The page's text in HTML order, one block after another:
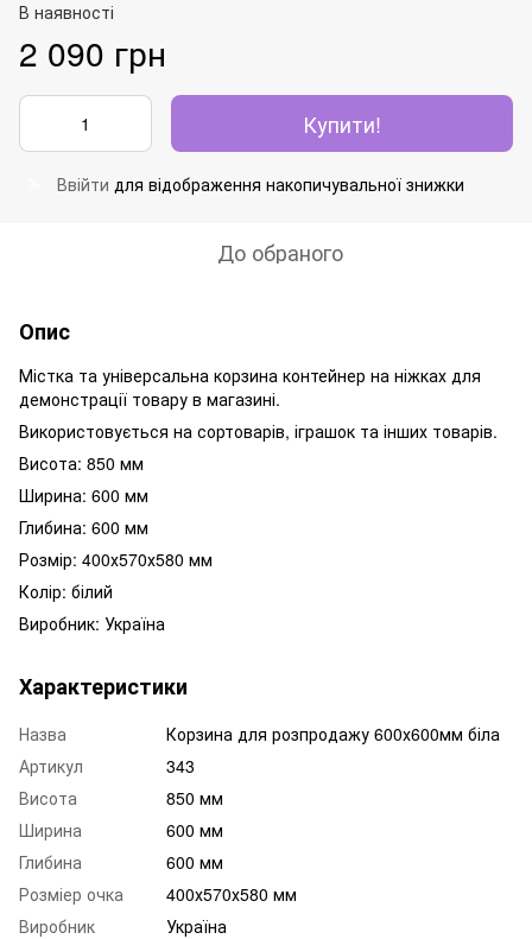
В наявності
2 090 грн
Купити!
Ввійти для відображення накопичувальної знижки
До обраного
Опис
Містка та універсальна корзина контейнер на ніжках для
демонстрації товару в магазині.
Використовується на сортоварів, іграшок та інших товарів.
Висота: 850 мм
Ширина: 600 мм
Глибина: 600 мм
Розмір: 400х570х580 мм
Колір: білий
Виробник: Україна
Характеристики
Назва
Корзина для розпродажу 600х600мм біла
Артикул
343
Висота
850 мм
Ширина
600 мм
Глибина
600 мм
Розміер очка
400х570х580 мм
Виробник
Україна